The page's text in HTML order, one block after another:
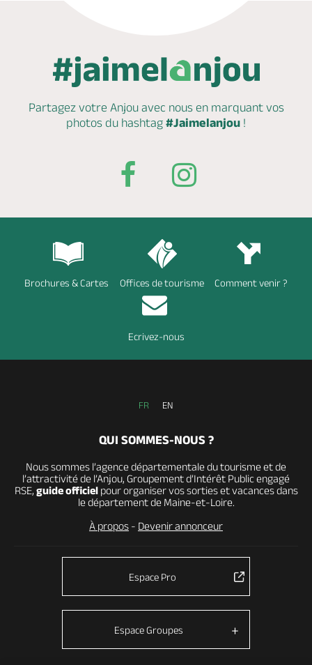
Partagez votre Anjou avec nous en marquantvos
photos du hashtag #Jaimelanjou !
Brochures & Cartes Offices de tourisme Comment venir ?
Ecrivez-nous
FR EN
QUI SOMMES-NOUS ?
Nous sommes l’agence départementale du tourisme et de
l’attractivité de l’Anjou, Groupement d’Intérêt Public engagé
RSE, guide officielpour organiser vos sorties et vacances dans
le département de Maine-et-Loire.
À propos - Devenir annonceur
Espace Pro
Espace Groupes